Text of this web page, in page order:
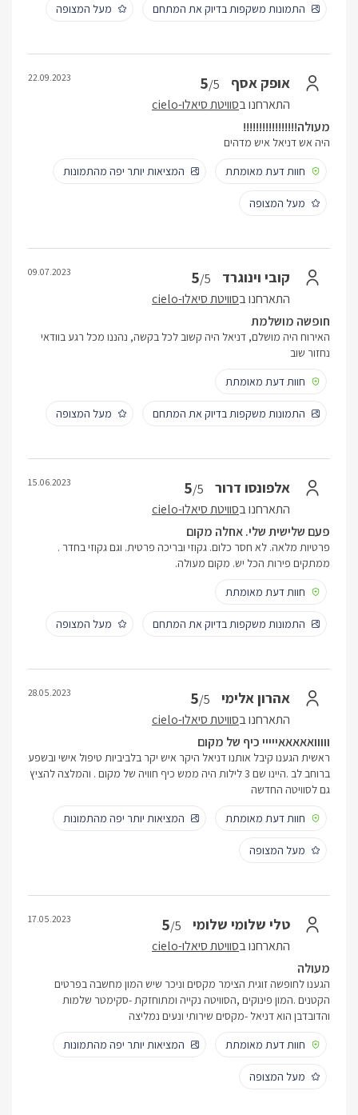
התמונות משקפות בדיוק את המתחם מעל המצופה
אופק אסף 5/5
התארחנו בסוויטת סיאלו-cielo
22.09.2023
מעולה!!!!!!!!!!!!!!!!!
היה אש דניאל איש מדהים
חוות דעת מאומתת
המציאות יותר יפה מהתמונות
מעל המצופה
קובי וינוגרד 5/5
התארחנו בסוויטת סיאלו-cielo
09.07.2023
חופשה מושלמת
האירוח היה מושלם, דניאל היה קשוב לכל בקשה, נהננו מכל רגע בוודאי
נחזור שוב
חוות דעת מאומתת
התמונות משקפות בדיוק את המתחם מעל המצופה
אלפונסו דרור 5/5
התארחנו בסוויטת סיאלו-cielo
15.06.2023
פעם שלישית שלי. אחלה מקום
פרטיות מלאה. לא חסר כלום. גקוזי ובריכה פרטית. וגם גקוזי בחדר .
ממתקים פירות הכל יש. מקום מעולה.
חוות דעת מאומתת
התמונות משקפות בדיוק את המתחם מעל המצופה
אהרון אלימי 5/5
התארחנו בסוויטת סיאלו-cielo
28.05.2023
ווווואאאאאייייי כיף של מקום
ראשית הגענו קיבל אותנו דניאל היקר איש יקר בלביביות טיפול אישי ובשפע
ברוחב לב .היינו שם 3 לילות היה ממש כיף חוויה של מקום . והמלצה להציץ
גם לסוויטה החדשה
חוות דעת מאומתת
המציאות יותר יפה מהתמונות
מעל המצופה
טלי שלומי שלומי 5/5
התארחנו בסוויטת סיאלו-cielo
17.05.2023
מעולה
הגענו לחופשה זוגית הצימר מקסים וניכר שיש המון מחשבה בפרטים
הקטנים .המון פינוקים ,הסוויטה נקייה ומתוחזקת -סקימטר שלמות
והדובדבן הוא דניאל -מקסים שירותי ונעים נמליצה
חוות דעת מאומתת
המציאות יותר יפה מהתמונות
מעל המצופה